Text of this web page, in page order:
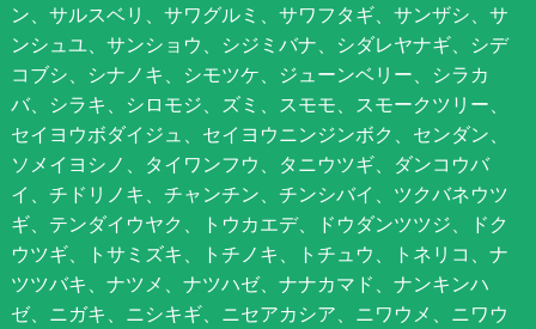
ン、サルスベリ、サワグルミ、サワフタギ、サンザシ、サ
ンシュユ、サンショウ、シジミバナ、シダレヤナギ、シデ
コブシ、シナノキ、シモツケ、ジューンベリー、シラカ
バ、シラキ、シロモジ、ズミ、スモモ、スモークツリー、
セイヨウボダイジュ、セイヨウニンジンボク、センダン、
ソメイヨシノ、タイワンフウ、タニウツギ、ダンコウバ
イ、チドリノキ、チャンチン、チンシバイ、ツクバネウツ
ギ、テンダイウヤク、トウカエデ、ドウダンツツジ、ドク
ウツギ、トサミズキ、トチノキ、トチュウ、トネリコ、ナ
ツツバキ、ナツメ、ナツハゼ、ナナカマド、ナンキンハ
ゼ、ニガキ、ニシキギ、ニセアカシア、ニワウメ、ニワウ